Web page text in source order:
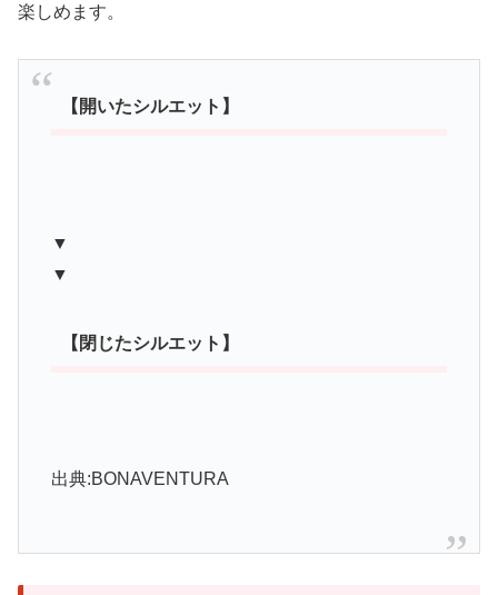
楽しめます。
【開いたシルエット】
▼
▼
【閉じたシルエット】
出典:BONAVENTURA